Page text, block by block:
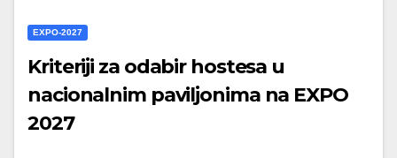
EXPO-2027
Kriteriji za odabir hostesa u
nacionalnim paviljonima na EXPO
2027